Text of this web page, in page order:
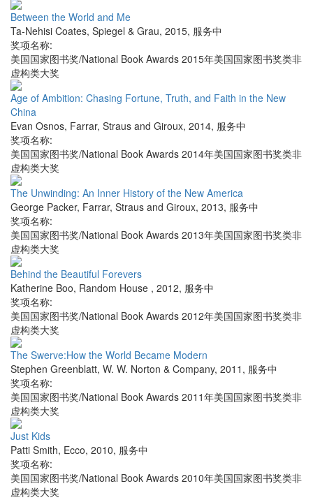
Between the World and Me
Ta-Nehisi Coates, Spiegel & Grau, 2015, 服务中
奖项名称:
美国国家图书奖/National Book Awards 2015年美国国家图书奖类非
虚构类大奖
Age of Ambition: Chasing Fortune, Truth, and Faith in the New
China
Evan Osnos, Farrar, Straus and Giroux, 2014, 服务中
奖项名称:
美国国家图书奖/National Book Awards 2014年美国国家图书奖类非
虚构类大奖
The Unwinding: An Inner History of the New America
George Packer, Farrar, Straus and Giroux, 2013, 服务中
奖项名称:
美国国家图书奖/National Book Awards 2013年美国国家图书奖类非
虚构类大奖
Behind the Beautiful Forevers
Katherine Boo, Random House , 2012, 服务中
奖项名称:
美国国家图书奖/National Book Awards 2012年美国国家图书奖类非
虚构类大奖
The Swerve:How the World Became Modern
Stephen Greenblatt, W. W. Norton & Company, 2011 , 服务中
奖项名称:
美国国家图书奖/National Book Awards 2011年美国国家图书奖类非
虚构类大奖
Just Kids
Patti Smith, Ecco, 2010, 服务中
奖项名称:
美国国家图书奖/National Book Awards 2010年美国国家图书奖类非
虚构类大奖